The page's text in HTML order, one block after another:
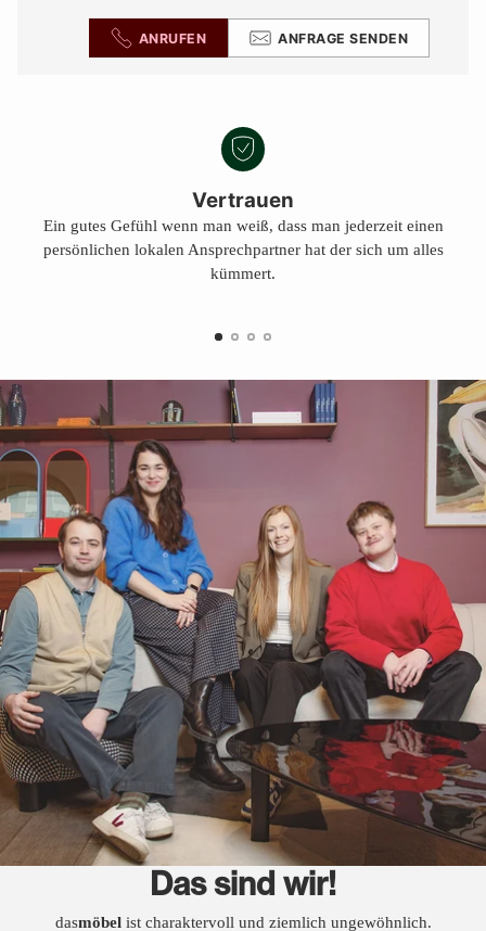
ANRUFEN ANFRAGE SENDEN
Vertrauen
Ein gutes Gefühl wenn man weiß, dass man jederzeit einen
persönlichen lokalen Ansprechpartner hat der sich um alles
kümmert.
Das sind wir!
dasmöbelist charaktervoll und ziemlich ungewöhnlich.